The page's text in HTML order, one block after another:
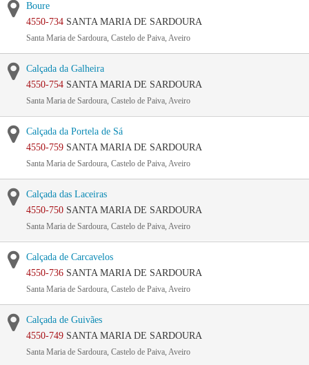
Boure
4550-734 SANTA MARIA DE SARDOURA
Santa Maria de Sardoura, Castelo de Paiva, Aveiro
Calçada da Galheira
4550-754 SANTA MARIA DE SARDOURA
Santa Maria de Sardoura, Castelo de Paiva, Aveiro
Calçada da Portela de Sá
4550-759 SANTA MARIA DE SARDOURA
Santa Maria de Sardoura, Castelo de Paiva, Aveiro
Calçada das Laceiras
4550-750 SANTA MARIA DE SARDOURA
Santa Maria de Sardoura, Castelo de Paiva, Aveiro
Calçada de Carcavelos
4550-736 SANTA MARIA DE SARDOURA
Santa Maria de Sardoura, Castelo de Paiva, Aveiro
Calçada de Guivães
4550-749 SANTA MARIA DE SARDOURA
Santa Maria de Sardoura, Castelo de Paiva, Aveiro